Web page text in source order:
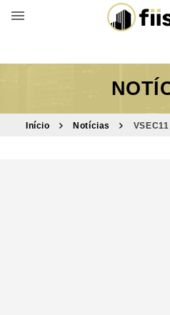
BUSCAR POR FUNDO
Início Notícias